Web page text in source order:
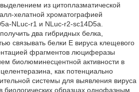
из цитоплазматической
хелатной хроматографией
NLuc-r1 и NLuc-r2-sc14D5a.
два гибридных белка,
связывать белки Е вируса клещевого
фрагментов люциферазы
биолюминесцентной активности в
как потенциально
системы для выявления вируса
биологических образцах однофазным